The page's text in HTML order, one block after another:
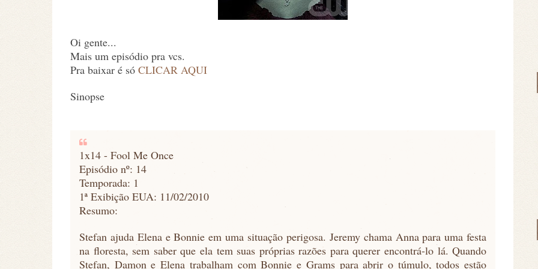
Oi gente...
Mais um episódio pra vcs.
Pra baixar é só CLICAR AQUI
Sinopse
1x14 - Fool Me Once
Episódio nº: 14
Temporada: 1
1ª Exibição EUA: 11/02/2010
Resumo:
Stefan ajuda Elena e Bonnie em uma situação perigosa. Jeremy chama Anna para uma festa
na floresta, sem saber que ela tem suas próprias razões para querer encontrá-lo lá. Quando
Stefan, Damon e Elena trabalham com Bonnie e Grams para abrir o túmulo, todos estão